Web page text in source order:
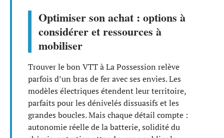
Optimiser son achat : options à
considérer et ressources à
mobiliser
Trouver le bon VTT à La Possession relève
parfois d’un bras de fer avec ses envies. Les
modèles électriques étendent leur territoire,
parfaits pour les dénivelés dissuasifs et les
grandes boucles. Mais chaque détail compte :
autonomie réelle de la batterie, solidité du